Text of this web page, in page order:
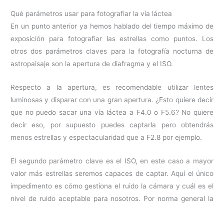
Qué parámetros usar para fotografiar la vía láctea
En un punto anterior ya hemos hablado del tiempo máximo de
exposición para fotografiar las estrellas como puntos. Los
otros dos parámetros claves para la fotografía nocturna de
astropaisaje son la apertura de diafragma y el ISO.
Respecto a la apertura, es recomendable utilizar lentes
luminosas y disparar con una gran apertura. ¿Esto quiere decir
que no puedo sacar una vía láctea a F4.0 o F5.6? No quiere
decir eso, por supuesto puedes captarla pero obtendrás
menos estrellas y espectacularidad que a F2.8 por ejemplo.
El segundo parámetro clave es el ISO, en este caso a mayor
valor más estrellas seremos capaces de captar. Aquí el único
impedimento es cómo gestiona el ruido la cámara y cuál es el
nivel de ruido aceptable para nosotros. Por norma general la